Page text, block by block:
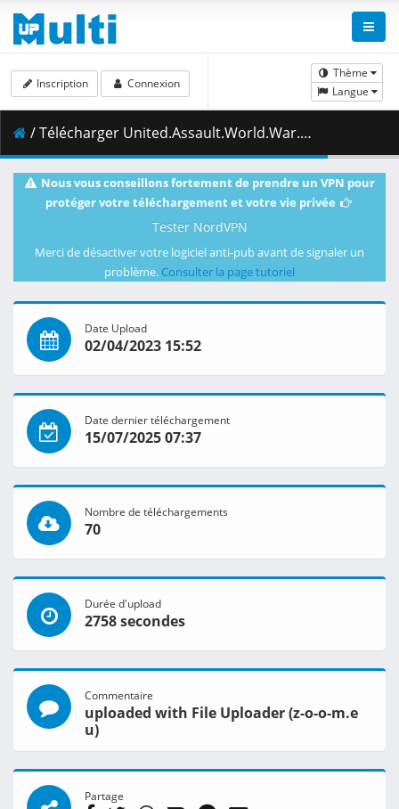
Thème
Langue
Inscription Connexion
/ Télécharger United.Assault.World.War.2.Early.Access.zip ( 5.13 GB )
Nous vous conseillons fortement de prendre un VPN pour
protéger votre téléchargement et votre vie privée
Tester NordVPN
Merci de désactiver votre logiciel anti-pub avant de signaler un
problème. Consulter la page tutoriel
Date Upload
02/04/2023 15:52
Date dernier téléchargement
15/07/2025 07:37
Nombre de téléchargements
70
Durée d'upload
2758 secondes
Commentaire
uploaded with File Uploader (z-o-o-m.e
u)
Partage